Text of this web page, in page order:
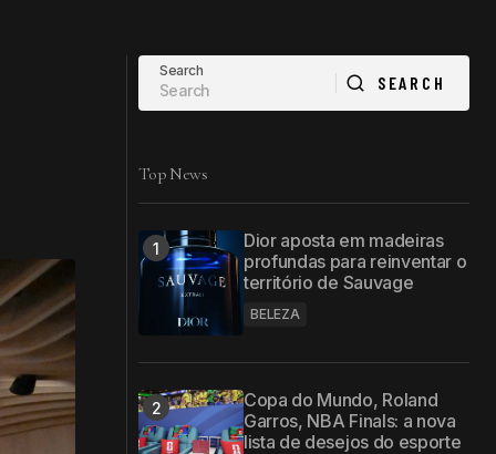
Search
SEARCH
SEARCH
Top News
Dior aposta em madeiras
profundas para reinventar o
território de Sauvage
BELEZA
Copa do Mundo, Roland
Garros, NBA Finals: a nova
lista de desejos do esporte